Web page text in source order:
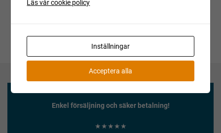
Enkel försäljning och säker betalning!
★★★★★
Läs vår cookie policy
Inställningar
Acceptera alla